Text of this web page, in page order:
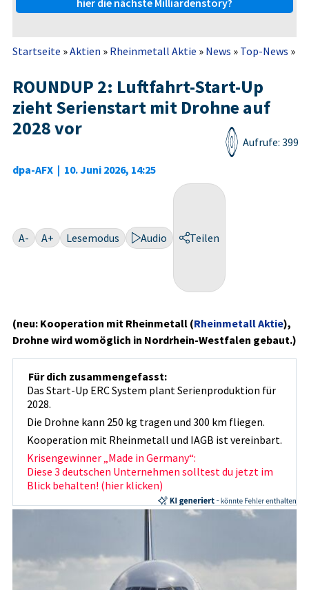
Startseite »Aktien » Rheinmetall Aktie » News » Top-News »
ROUNDUP 2: Luftfahrt-Start-Up
zieht Serienstart mit Drohne auf
2028 vor
dpa-AFX | 10. Juni 2026, 14:25
Aufrufe: 399
A- A+ Lesemodus Audio Teilen
(neu: Kooperation mit Rheinmetall (Rheinmetall Aktie),
Drohne wird womöglich in Nordrhein-Westfalen gebaut.)
Für dich zusammengefasst:
Das Start-Up ERC System plant Serienproduktion für
2028.
Die Drohne kann 250 kg tragen und 300 km fliegen.
Kooperation mit Rheinmetall und IAGB ist vereinbart.
Krisengewinner „Made in Germany“:
Diese 3 deutschen Unternehmen solltest du jetzt im
Blick behalten! (hier klicken)